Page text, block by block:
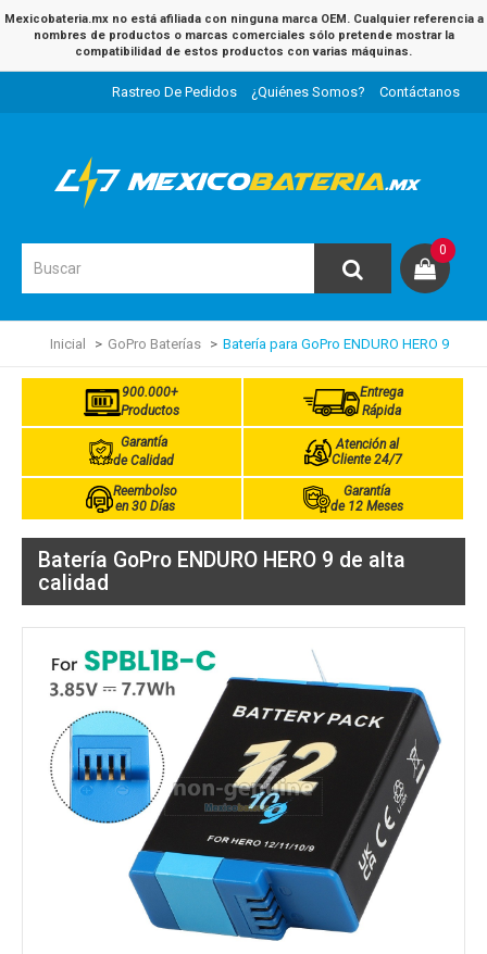
Mexicobateria.mx no está afiliada con ninguna marca OEM. Cualquier referencia a
nombres de productos o marcas comerciales sólo pretende mostrar la
compatibilidad de estos productos con varias máquinas.
Rastreo De Pedidos ¿Quiénes Somos? Contáctanos
0
Inicial GoPro Baterías Batería para GoPro ENDURO HERO 9
900.000+
Productos
Entrega
Rápida
Garantía
de Calidad
Atención al
Cliente 24/7
Reembolso
en 30 Días
Garantía
de 12 Meses
Batería GoPro ENDURO HERO 9 de alta
calidad